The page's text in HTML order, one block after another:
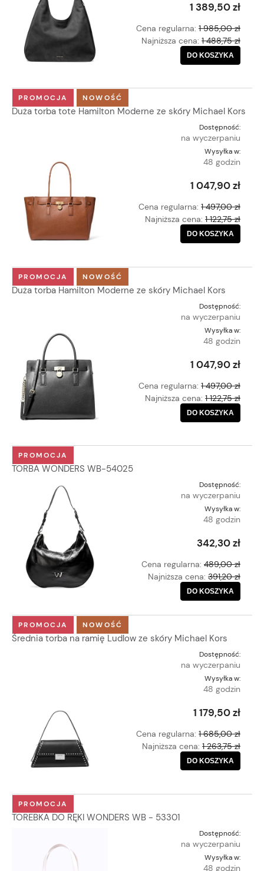
1 389,50 zł
Cena regularna: 1 985,00 zł
Najniższa cena: 1 488,75 zł
DO KOSZYKA
Duża torba tote Hamilton Moderne ze skóry Michael Kors
Dostępność:
na wyczerpaniu
Wysyłka w:
48 godzin
1 047,90 zł
Cena regularna: 1 497,00 zł
Najniższa cena: 1 122,75 zł
DO KOSZYKA
PROMOCJA NOWOŚĆ
Duża torba Hamilton Moderne ze skóry Michael Kors
Dostępność:
na wyczerpaniu
Wysyłka w:
48 godzin
1 047,90 zł
Cena regularna: 1 497,00 zł
Najniższa cena: 1 122,75 zł
DO KOSZYKA
PROMOCJA NOWOŚĆ
TORBA WONDERS WB-54025
Dostępność:
na wyczerpaniu
Wysyłka w:
48 godzin
342,30 zł
Cena regularna: 489,00 zł
Najniższa cena: 391,20 zł
DO KOSZYKA
PROMOCJA
Średnia torba na ramię Ludlow ze skóry Michael Kors
Dostępność:
na wyczerpaniu
Wysyłka w:
48 godzin
1 179,50 zł
Cena regularna: 1 685,00 zł
Najniższa cena: 1 263,75 zł
DO KOSZYKA
PROMOCJA NOWOŚĆ
TOREBKA DO RĘKI WONDERS WB - 53301
Dostępność:
na wyczerpaniu
Wysyłka w:
48 godzin
PROMOCJA